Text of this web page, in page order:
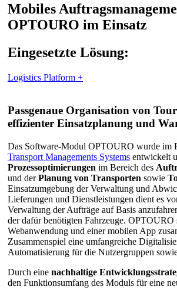
Mobiles
OPTOURO im Einsatz
Eingesetzte Lösung:
Logistics Platform +
Passgenaue Organisation von
effizienter Einsatzplanung und
Das Software-Modul OPTOURO wurde im
Transport Managements Systems entwickelt
Prozessoptimierungen im Bereich des
und derPlanung von Transporten sowie
Einsatzumgebung der Verwaltung und
Lieferungen und Dienstleistungen dient es
Verwaltung der Aufträge auf Basis
der dafür benötigten Fahrzeuge. OPTOURO
Webanwendung und einer mobilen App
Zusammenspiel eine umfangreiche
Automatisierung für die Nutzergruppen
Durch eine nachhaltige
den Funktionsumfang des Moduls für eine